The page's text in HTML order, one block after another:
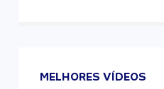
MELHORES VÍDEOS